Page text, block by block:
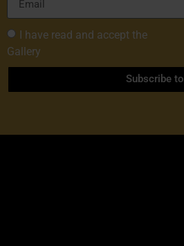
I have read and accept the
Gallery
Subscribe to